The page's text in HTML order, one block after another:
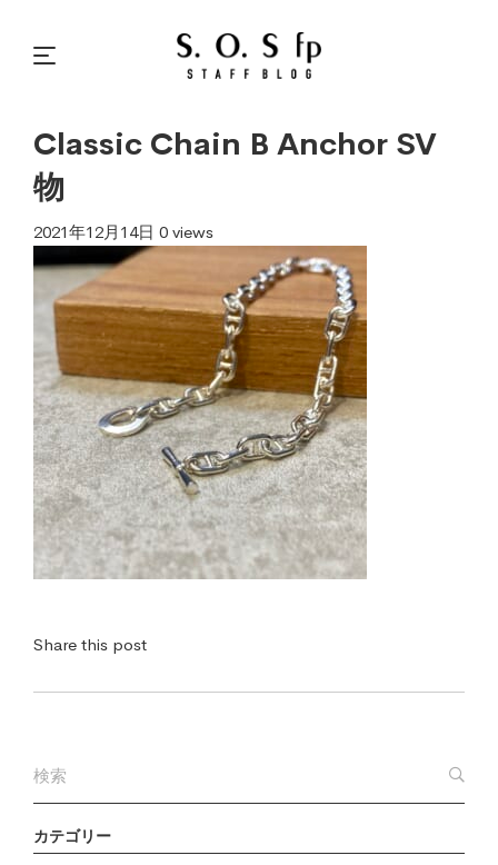
カテゴリー
Classic Chain B Anchor SV
物
2021年12月14日 0 views
Share this post